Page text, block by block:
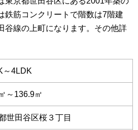
鉄筋コンクリートで階数は7階建
谷線の上町になります。その他詳
～4LDK
～136.9㎡
世田谷区桜３丁目